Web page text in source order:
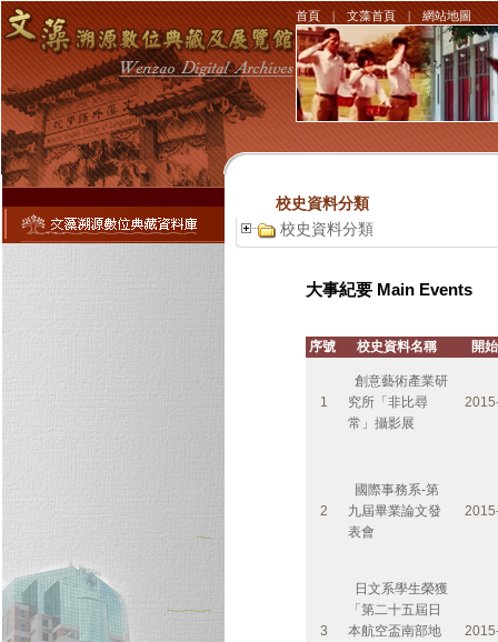
首頁|文藻首頁|網站地圖
校史資料分類
校史資料分類
大事紀要 Main Events
序號 校史資料名稱 開
1
創意藝術產業研
究所「非比尋
常」攝影展
2
國際事務系-第
九屆畢業論文發
表會
3
日文系學生榮獲
「第二十五屆日
本航空盃南部地